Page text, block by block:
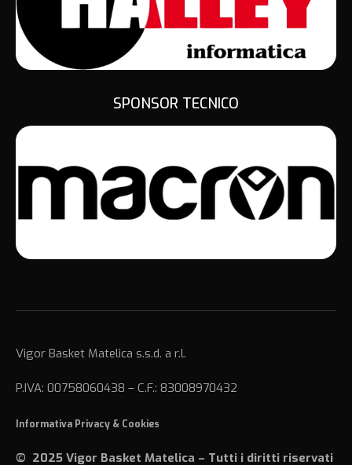
SPONSOR TECNICO
Vigor Basket Matelica s.s.d. a r.l.
P.IVA: 00758060438 – C.F.: 83008970432
Informativa Privacy & Cookies
© 2025 Vigor Basket Matelica – Tutti i diritti riservati